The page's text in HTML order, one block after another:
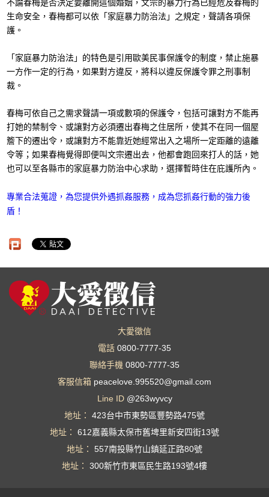
不論春梅是否決定要離開這個婚姻，文宗的暴力行為已經危及春梅的
生命安全，春梅都可以依「家庭暴力防治法」之規定，聲請各項保
護。
「家庭暴力防治法」的特色是引用歐美民事保護令的制度，禁止施暴
一方作一定的行為，如果對方違反，將科以違反保護令罪之刑事制
裁。
春梅可依自己之需求聲請一項或數項的保護令，包括可讓對方不能再
打她的禁制令、或讓對方必須遷出春梅之住居所，使其不在同一個屋
簷下的遷出令，或讓對方不能靠近她經常出入之場所一定距離的遠離
令等；如果春梅覺得即便叫文宗遷出去，他都會跑回來打人的話，她
也可以至各縣市的家庭暴力防治中心求助，選擇暫時住在庇護所內。
專業合法蒐證，為您提供外遇抓姦服務，成為您抓姦行動的強力後
盾！
大愛徵信
電話 0800-7777-35
聯絡手機 0800-7777-35
客服信箱 peacelove.995520@gmail.com
Line ID @263wyvcy
地址： 423台中市東勢區豐勢路475號
地址： 612嘉義縣太保市舊埤里新安四街13號
地址： 557南投縣竹山鎮延正路80號
地址： 300新竹市東區民生路193號4樓